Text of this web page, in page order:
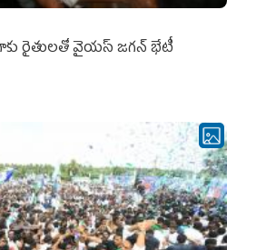
రైతులతో వైయస్ జగన్ భేటీ